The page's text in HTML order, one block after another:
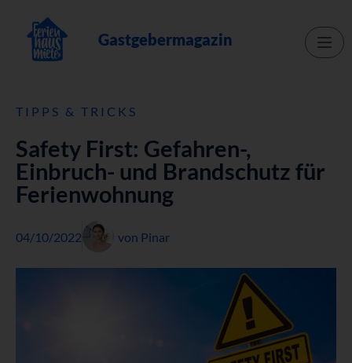
Gastgebermagazin
TIPPS & TRICKS
Safety First: Gefahren-,
Einbruch- und Brandschutz für
Ferienwohnung
04/10/2022 von Pinar